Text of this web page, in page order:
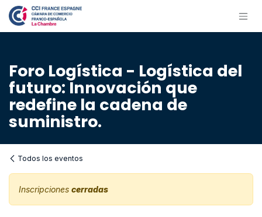
Ir al contenido
Foro Logística - Logística del
futuro: Innovación que
redefine la cadena de
suministro.
Todos los eventos
Inscripciones cerradas